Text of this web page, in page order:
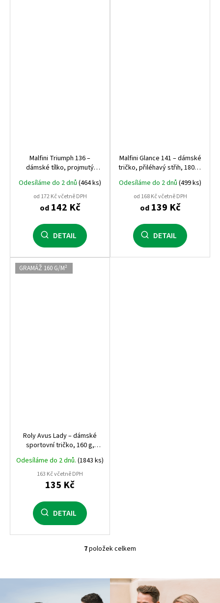
Malfini Triumph 136 –
dámské tílko, projmutý
střih, 180 g
Odesíláme do 2 dnů (464 ks)
od 172 Kč včetně DPH
od142 Kč
DETAIL
Malfini Glance 141 – dámské
tričko, přiléhavý střih, 180 g,
elastický materiál
Odesíláme do 2 dnů (499 ks)
od 168 Kč včetně DPH
od139 Kč
DETAIL
GRAMÁŽ 160 G/M²
Roly Avus Lady – dámské
sportovní tričko, 160 g,
cotton‑touch polyester,
přiléhavý střih, raglánový
rukáv
Odesíláme do 2 dnů. (1843 ks)
163 Kč včetně DPH
135 Kč
DETAIL
O
l
á
7položek celkem